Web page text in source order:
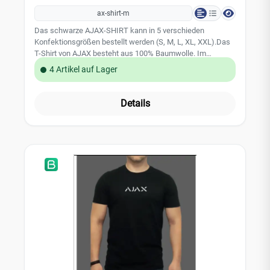
ax-shirt-m
Das schwarze AJAX-SHIRT kann in 5 verschieden
Konfektionsgrößen bestellt werden (S, M, L, XL, XXL).Das
T-Shirt von AJAX besteht aus 100% Baumwolle. Im
Brustbereich ist ein weißer AJAX Schriftzug
dargestellt.Das AJAX-Logo finden Sie ebenfalls auf der
AJAX-Shirts mit individuellen Größen an Sie versandt
4 Artikel auf Lager
Details